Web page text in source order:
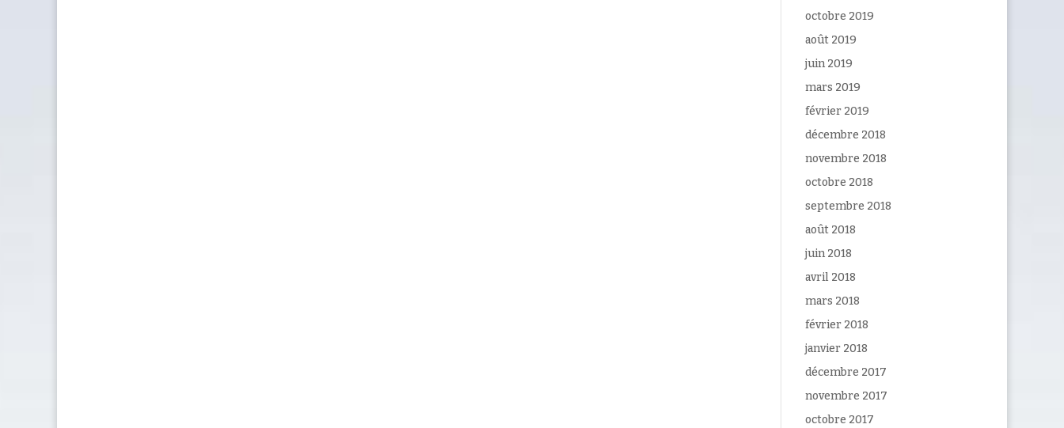
octobre 2019
août 2019
juin 2019
mars 2019
février 2019
décembre 2018
novembre 2018
octobre 2018
septembre 2018
août 2018
juin 2018
avril 2018
mars 2018
février 2018
janvier 2018
décembre 2017
novembre 2017
octobre 2017